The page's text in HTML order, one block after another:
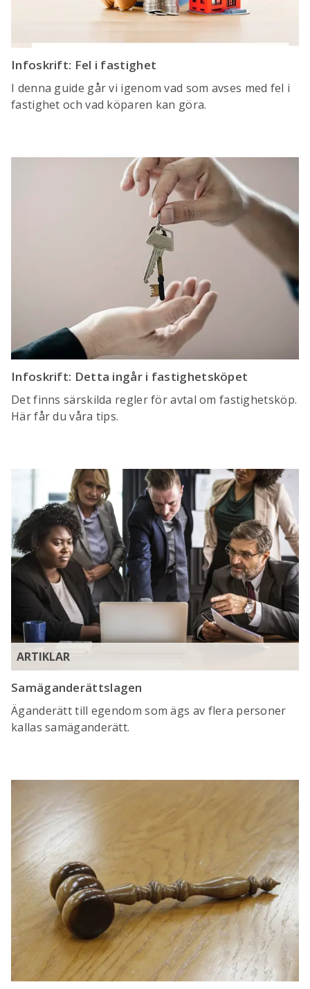
Infoskrift: Fel i fastighet
I denna guide går vi igenom vad som avses med fel i
fastighet och vad köparen kan göra.
Infoskrift: Detta ingår i fastighetsköpet
Det finns särskilda regler för avtal om fastighetsköp.
Här får du våra tips.
ARTIKLAR
Samäganderättslagen
Äganderätt till egendom som ägs av flera personer
kallas samäganderätt.